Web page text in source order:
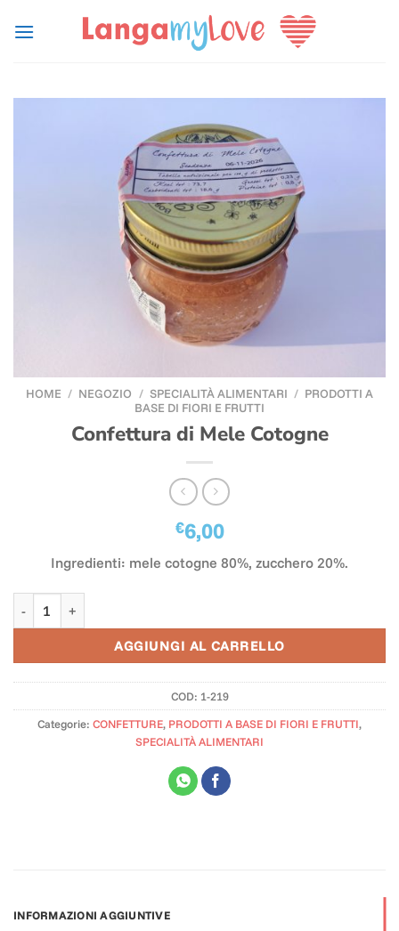
HOME / NEGOZIO / SPECIALITÀ ALIMENTARI / PRODOTTI A
BASE DI FIORI E FRUTTI
Confettura di Mele Cotogne
€6,00
Ingredienti: mele cotogne 80%, zucchero 20%.
AGGIUNGI AL CARRELLO
COD: 1-219
Categorie: CONFETTURE, PRODOTTI A BASE DI FIORI E FRUTTI,
SPECIALITÀ ALIMENTARI
INFORMAZIONI AGGIUNTIVE